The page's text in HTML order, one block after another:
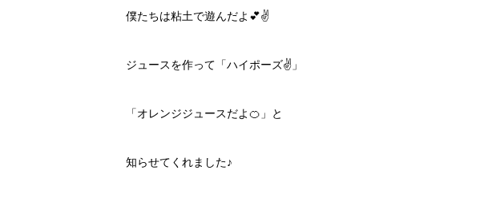
僕たちは粘土で遊んだよ💕✌️
ジュースを作って「ハイポーズ✌️」
「オレンジジュースだよ🍊」と
知らせてくれました♪